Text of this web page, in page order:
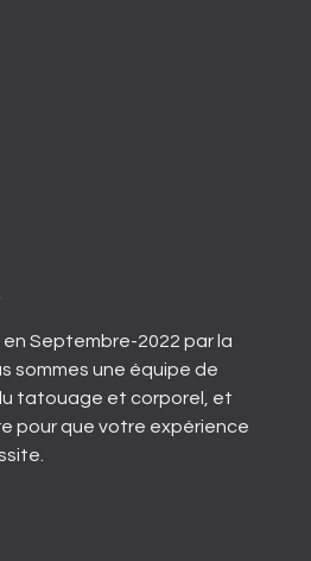
en Septembre-2022 par la
sommes une équipe de
tatouage et corporel, et
pour que votre expérience